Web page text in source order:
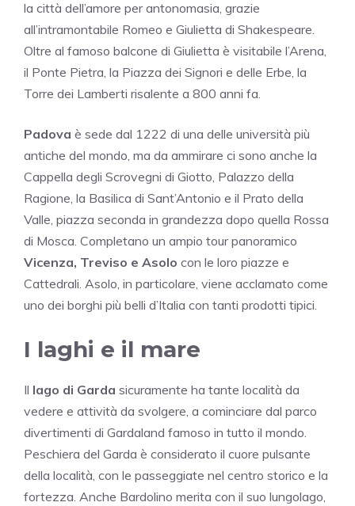
la città dell’amore per antonomasia, grazie
all’intramontabile Romeo e Giulietta di Shakespeare.
Oltre al famoso balcone di Giulietta è visitabile l’Arena,
il Ponte Pietra, la Piazza dei Signori e delle Erbe, la
Torre dei Lamberti risalente a 800 anni fa.
Padova è sede dal 1222 di una delle università più
antiche del mondo, ma da ammirare ci sono anche la
Cappella degli Scrovegni di Giotto, Palazzo della
Ragione, la Basilica di Sant’Antonio e il Prato della
Valle, piazza seconda in grandezza dopo quella Rossa
di Mosca. Completano un ampio tour panoramico
Vicenza, Treviso e Asolo con le loro piazze e
Cattedrali. Asolo, in particolare, viene acclamato come
uno dei borghi più belli d’Italia con tanti prodotti tipici.
I laghi e il mare
Il lago di Garda sicuramente ha tante località da
vedere e attività da svolgere, a cominciare dal parco
divertimenti di Gardaland famoso in tutto il mondo.
Peschiera del Garda è considerato il cuore pulsante
della località, con le passeggiate nel centro storico e la
fortezza. Anche Bardolino merita con il suo lungolago,